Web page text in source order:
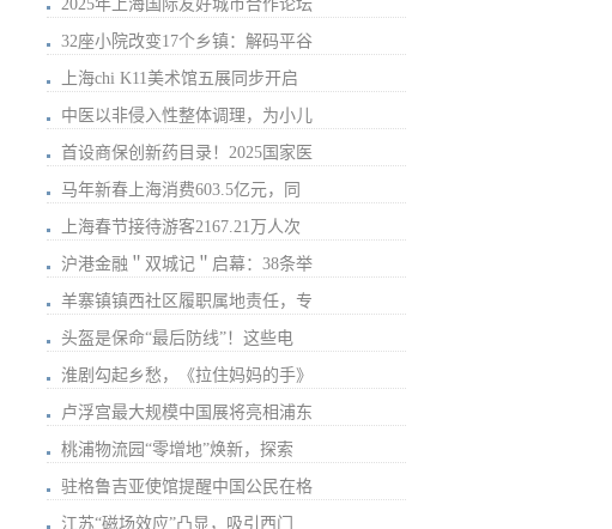
2025年上海国际友好城市合作论坛
32座小院改变17个乡镇：解码平谷
上海chi K11美术馆五展同步开启
中医以非侵入性整体调理，为小儿
首设商保创新药目录！2025国家医
马年新春上海消费603.5亿元，同
上海春节接待游客2167.21万人次
沪港金融＂双城记＂启幕：38条举
羊寨镇镇西社区履职属地责任，专
头盔是保命“最后防线”！这些电
淮剧勾起乡愁，《拉住妈妈的手》
卢浮宫最大规模中国展将亮相浦东
桃浦物流园“零增地”焕新，探索
驻格鲁吉亚使馆提醒中国公民在格
江苏“磁场效应”凸显，吸引西门